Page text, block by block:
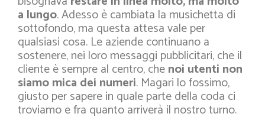
a lungo. Adesso è cambiata la musichetta di
sottofondo, ma questa attesa vale per
qualsiasi cosa. Le aziende continuano a
sostenere, nei loro messaggi pubblicitari, che il
cliente è sempre al centro, chenoi utenti non
siamo mica dei numeri. Magari lo fossimo,
giusto per sapere in quale parte della coda ci
troviamo e fra quanto arriverà il nostro turno.